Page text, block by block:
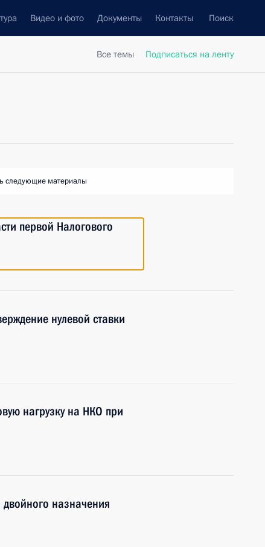
Видео и фото Документы Контакты Поиск
Все темы Подписаться на ленту
следующие материалы
первой Налогового
нулевой ставки
нагрузку на НКО при
назначения